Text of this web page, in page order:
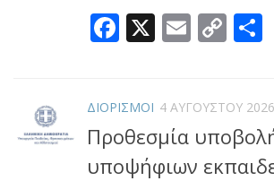
Facebook
X Email
Copy
ΔΙΟΡΙΣΜΟΙ 4 ΑΥΓΟΎΣΤΟΥ 2026
Προθεσμία
υποψήφιων